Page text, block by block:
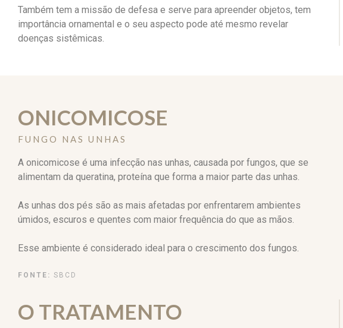
Também tem a missão de defesa e serve para apreender objetos, tem
importância ornamental e o seu aspecto pode até mesmo revelar
doenças sistêmicas.
ONICOMICOSE
FUNGO NAS UNHAS
A onicomicose é uma infecção nas unhas, causada por fungos, que se
alimentam da queratina, proteína que forma a maior parte das unhas.
As unhas dos pés são as mais afetadas por enfrentarem ambientes
úmidos, escuros e quentes com maior frequência do que as mãos.
Esse ambiente é considerado ideal para o crescimento dos fungos.
FONTE: SBCD
O TRATAMENTO